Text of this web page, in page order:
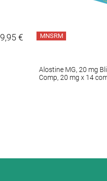
9,95 € MNSRM
Alostine MG, 20 mg
Comp, 20 mg x 14